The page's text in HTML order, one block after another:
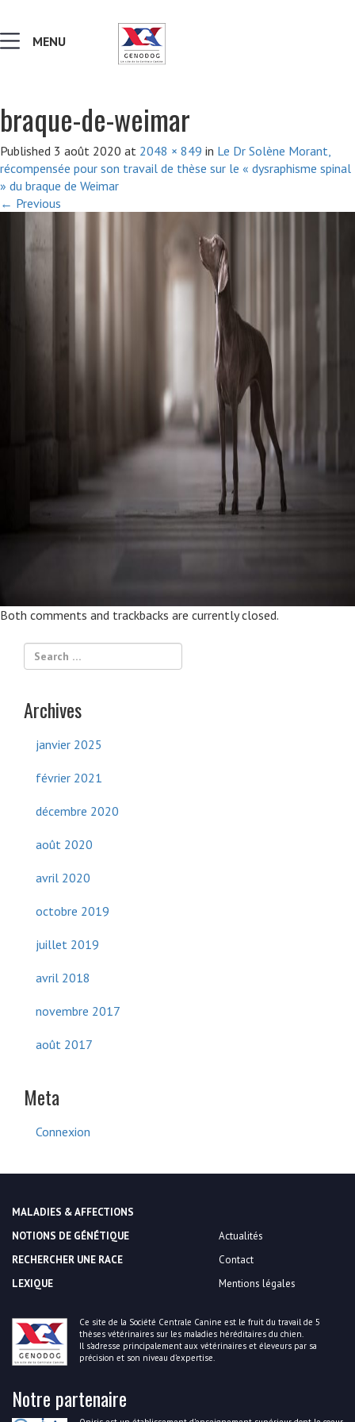
MALADIES & AFFECTIONS
NOTIONS DE GÉNÉTIQUE
LEXIQUE
VERS LE SITE SCC.ASSO.FR
MENU
braque-de-weimar
Published 3 août 2020 at 2048 × 849 in Le Dr Solène Morant,
récompensée pour son travail de thèse sur le « dysraphisme spinal
» du braque de Weimar
← Previous
Both comments and trackbacks are currently closed.
Archives
janvier 2025
février 2021
décembre 2020
août 2020
avril 2020
octobre 2019
juillet 2019
avril 2018
novembre 2017
août 2017
Meta
Connexion
MALADIES & AFFECTIONS
NOTIONS DE GÉNÉTIQUE
RECHERCHER UNE RACE
LEXIQUE
Actualités
Contact
Mentions légales
Ce site de la Société Centrale Canine est le fruit du travail de 5
thèses vétérinaires sur les maladies héréditaires du chien.
Il s’adresse principalement aux vétérinaires et éleveurs par sa
précision et son niveau d’expertise.
Notre partenaire